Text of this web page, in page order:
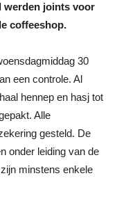
werden joints voor
coffeeshop.
30
een controle. Al
hennep en hasj tot
Alle
gesteld. De
onder leiding van de
minstens enkele